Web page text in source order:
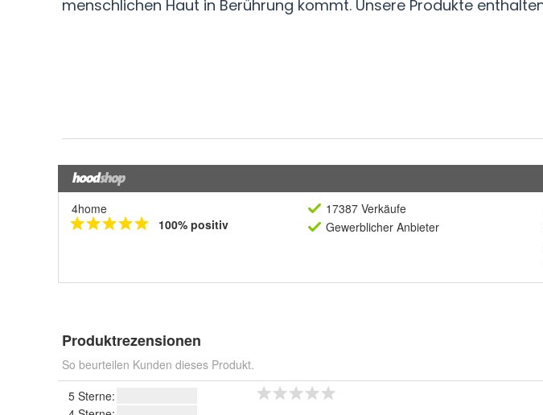
4home
100% positiv
17387 Verkäufe
Gewerblicher Anbieter
Produktrezensionen
So beurteilen Kunden dieses Produkt.
5 Sterne: